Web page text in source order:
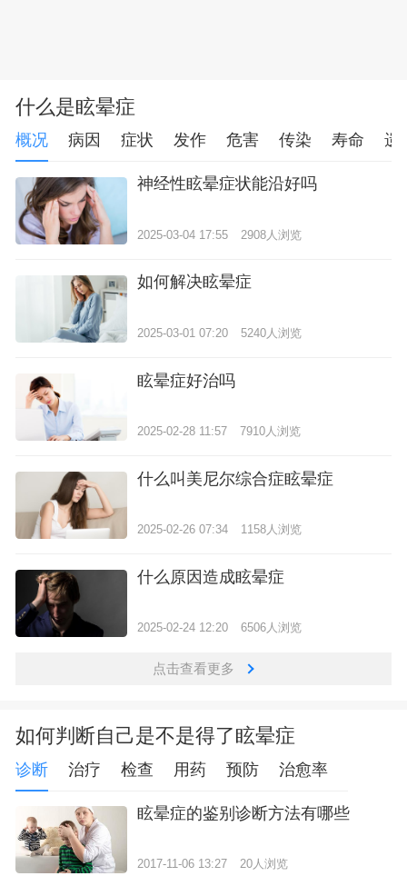
什么是眩晕症
概况 病因 症状 发作 危害 传染 寿命 遗
神经性眩晕症状能沿好吗
2025-03-04 17:55 2908人浏览
如何解决眩晕症
2025-03-01 07:20 5240人浏览
眩晕症好治吗
2025-02-28 11:57 7910人浏览
什么叫美尼尔综合症眩晕症
2025-02-26 07:34 1158人浏览
什么原因造成眩晕症
2025-02-24 12:20 6506人浏览
点击查看更多
如何判断自己是不是得了眩晕症
诊断 治疗 检查 用药 预防 治愈率
眩晕症的鉴别诊断方法有哪些
2017-11-06 13:27 20人浏览